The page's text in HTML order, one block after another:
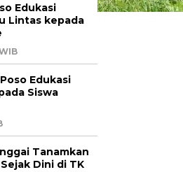
Edukasi
Lintas kepada
Edukasi
Siswa
Tanamkan
Dini di TK